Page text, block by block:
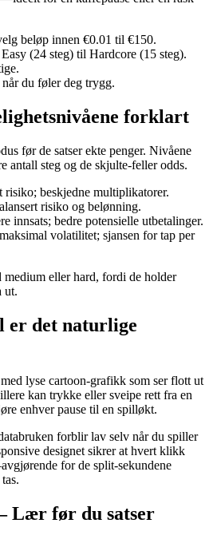
beløp innen €0.01 til €150.
(24 steg) til Hardcore (15 steg).
du føler deg trygg.
forklart
før de satser ekte penger. Nivåene
antall steg og de skjulte‑feller odds.
risiko; beskjedne multiplikatorer.
risiko og belønning.
innsats; bedre potensielle utbetalinger.
volatilitet; sjansen for tap per
medium eller hard, fordi de holder
ut.
er det naturlige
lyse cartoon-grafikk som ser flott ut
kan trykke eller sveipe rett fra en
enhver pause til en spilløkt.
forblir lav selv når du spiller
designet sikrer at hvert klikk
for de split‑sekundene
Lær før du satser